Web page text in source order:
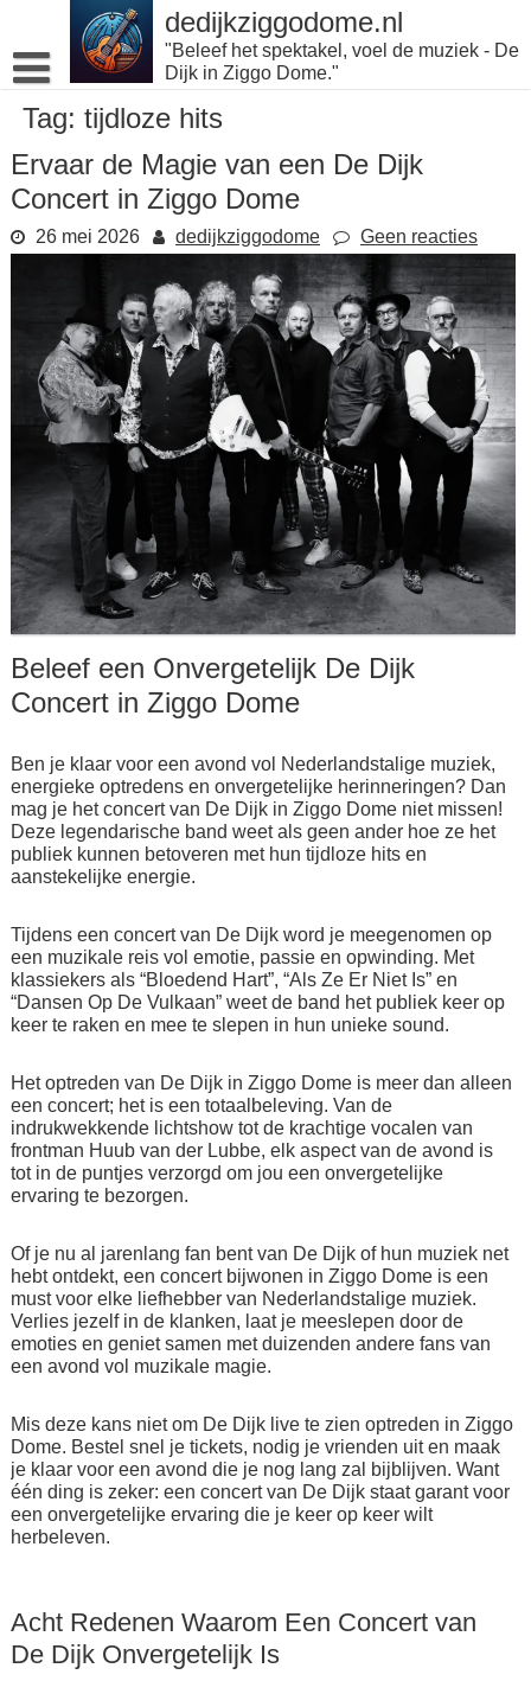
inhoud
gaan
dedijkziggodome.nl
"Beleef het spektakel, voel de muziek - De
Dijk in Ziggo Dome."
Tag: tijdloze hits
Ervaar de Magie van een De Dijk
Concert in Ziggo Dome
26 mei 2026 dedijkziggodome Geen reacties
Beleef een Onvergetelijk De Dijk
Concert in Ziggo Dome
Ben je klaar voor een avond vol Nederlandstalige muziek,
energieke optredens en onvergetelijke herinneringen? Dan
mag je het concert van De Dijk in Ziggo Dome niet missen!
Deze legendarische band weet als geen ander hoe ze het
publiek kunnen betoveren met hun tijdloze hits en
aanstekelijke energie.
Tijdens een concert van De Dijk word je meegenomen op
een muzikale reis vol emotie, passie en opwinding. Met
klassiekers als “Bloedend Hart”, “Als Ze Er Niet Is” en
“Dansen Op De Vulkaan” weet de band het publiek keer op
keer te raken en mee te slepen in hun unieke sound.
Het optreden van De Dijk in Ziggo Dome is meer dan alleen
een concert; het is een totaalbeleving. Van de
indrukwekkende lichtshow tot de krachtige vocalen van
frontman Huub van der Lubbe, elk aspect van de avond is
tot in de puntjes verzorgd om jou een onvergetelijke
ervaring te bezorgen.
Of je nu al jarenlang fan bent van De Dijk of hun muziek net
hebt ontdekt, een concert bijwonen in Ziggo Dome is een
must voor elke liefhebber van Nederlandstalige muziek.
Verlies jezelf in de klanken, laat je meeslepen door de
emoties en geniet samen met duizenden andere fans van
een avond vol muzikale magie.
Mis deze kans niet om De Dijk live te zien optreden in Ziggo
Dome. Bestel snel je tickets, nodig je vrienden uit en maak
je klaar voor een avond die je nog lang zal bijblijven. Want
één ding is zeker: een concert van De Dijk staat garant voor
een onvergetelijke ervaring die je keer op keer wilt
herbeleven.
Acht Redenen Waarom Een Concert van
De Dijk Onvergetelijk Is